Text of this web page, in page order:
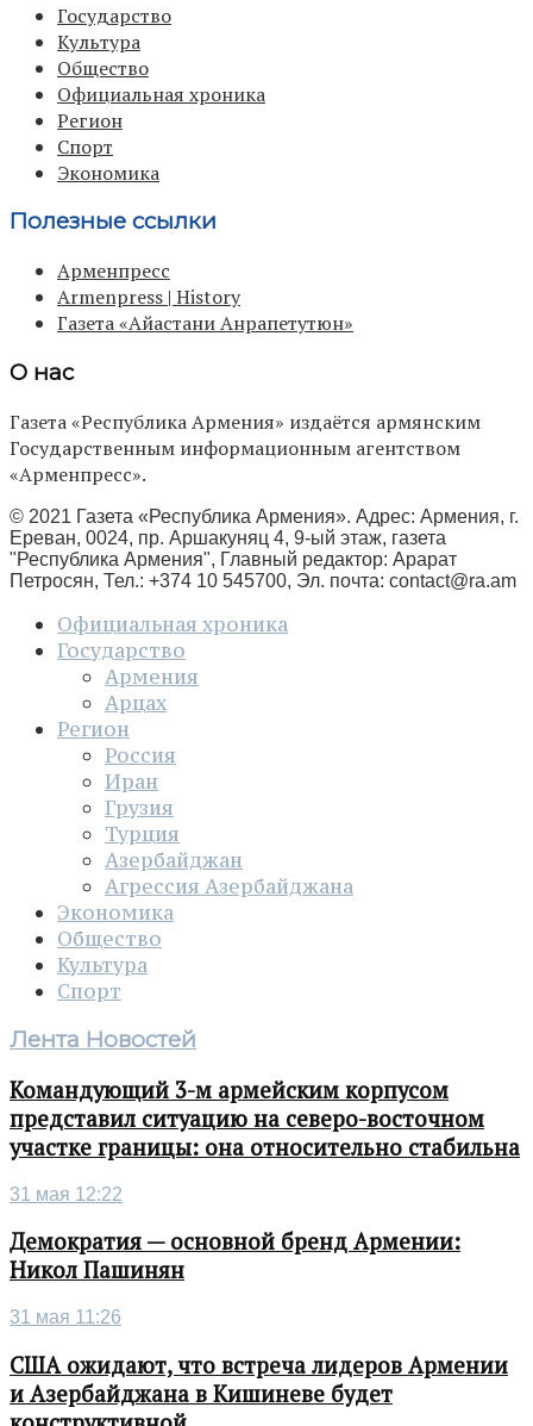
Государство
Культура
Общество
Официальная хроника
Регион
Спорт
Экономика
Полезные ссылки
Арменпресс
Armenpress | History
Газета «Айастани Анрапетутюн»
О нас
Газета «Республика Армения» издаётся армянским
Государственным информационным агентством
«Арменпресс».
© 2021 Газета «Республика Армения». Адрес: Армения, г.
Ереван, 0024, пр. Аршакуняц 4, 9-ый этаж, газета
"Республика Армения", Главный редактор: Арарат
Петросян, Тел.: +374 10 545700, Эл. почта: contact@ra.am
Официальная хроника
Государство
Армения
Арцах
Регион
Россия
Иран
Грузия
Турция
Азербайджан
Агрессия Азербайджана
Экономика
Общество
Культура
Спорт
Лента Новостей
Командующий 3-м армейским корпусом
представил ситуацию на северо-восточном
участке границы: она относительно стабильна
31 мая 12:22
Демократия — основной бренд Армении:
Никол Пашинян
31 мая 11:26
США ожидают, что встреча лидеров Армении
и Азербайджана в Кишиневе будет